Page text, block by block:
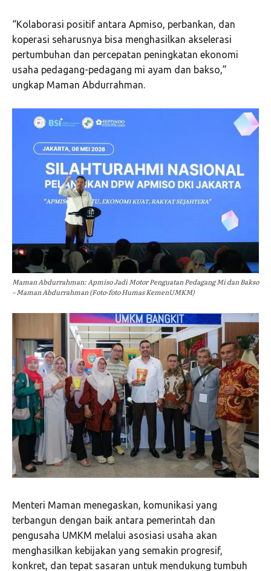
“Kolaborasi positif antara Apmiso, perbankan, dan
koperasi seharusnya bisa menghasilkan akselerasi
pertumbuhan dan percepatan peningkatan ekonomi
usaha pedagang-pedagang mi ayam dan bakso,”
ungkap Maman Abdurrahman.
Maman Abdurrahman: Apmiso Jadi Motor Penguatan Pedagang Mi dan Bakso
– Maman Abdurrahman (Foto-foto Humas KemenUMKM)
Menteri Maman menegaskan, komunikasi yang
terbangun dengan baik antara pemerintah dan
pengusaha UMKM melalui asosiasi usaha akan
menghasilkan kebijakan yang semakin progresif,
konkret, dan tepat sasaran untuk mendukung tumbuh